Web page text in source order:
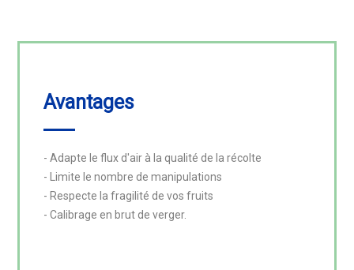
Avantages
- Adapte le flux d'air à la qualité de la récolte
- Limite le nombre de manipulations
- Respecte la fragilité de vos fruits
- Calibrage en brut de verger.